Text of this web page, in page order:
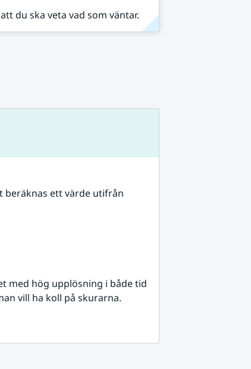
du ska veta vad som väntar.
beräknas ett värde utifrån
med hög upplösning i både tid
vill ha koll på skurarna.